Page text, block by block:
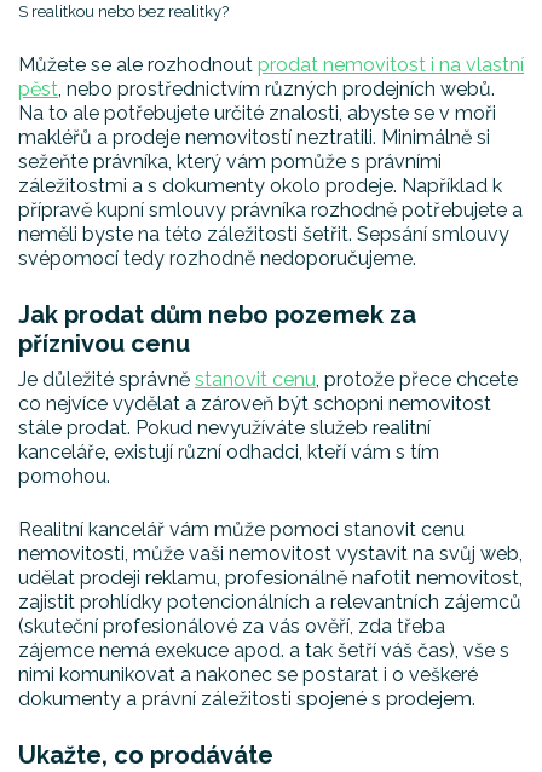
S realitkou nebo bez realitky?
Můžete se ale rozhodnout prodat nemovitost i na vlastní
pěst, nebo prostřednictvím různých prodejních webů.
Na to ale potřebujete určité znalosti, abyste se v moři
makléřů a prodeje nemovitostí neztratili. Minimálně si
sežeňte právníka, který vám pomůže s právními
záležitostmi a s dokumenty okolo prodeje. Například k
přípravě kupní smlouvy právníka rozhodně potřebujete a
neměli byste na této záležitosti šetřit. Sepsání smlouvy
svépomocí tedy rozhodně nedoporučujeme.
Jak prodat dům nebo pozemek za
příznivou cenu
Je důležité správně stanovit cenu, protože přece chcete
co nejvíce vydělat a zároveň být schopni nemovitost
stále prodat. Pokud nevyužíváte služeb realitní
kanceláře, existují různí odhadci, kteří vám s tím
pomohou.
Realitní kancelář vám může pomoci stanovit cenu
nemovitosti, může vaši nemovitost vystavit na svůj web,
udělat prodeji reklamu, profesionálně nafotit nemovitost,
zajistit prohlídky potencionálních a relevantních zájemců
(skuteční profesionálové za vás ověří, zda třeba
zájemce nemá exekuce apod. a tak šetří váš čas), vše s
nimi komunikovat a nakonec se postarat i o veškeré
dokumenty a právní záležitosti spojené s prodejem.
Ukažte, co prodáváte